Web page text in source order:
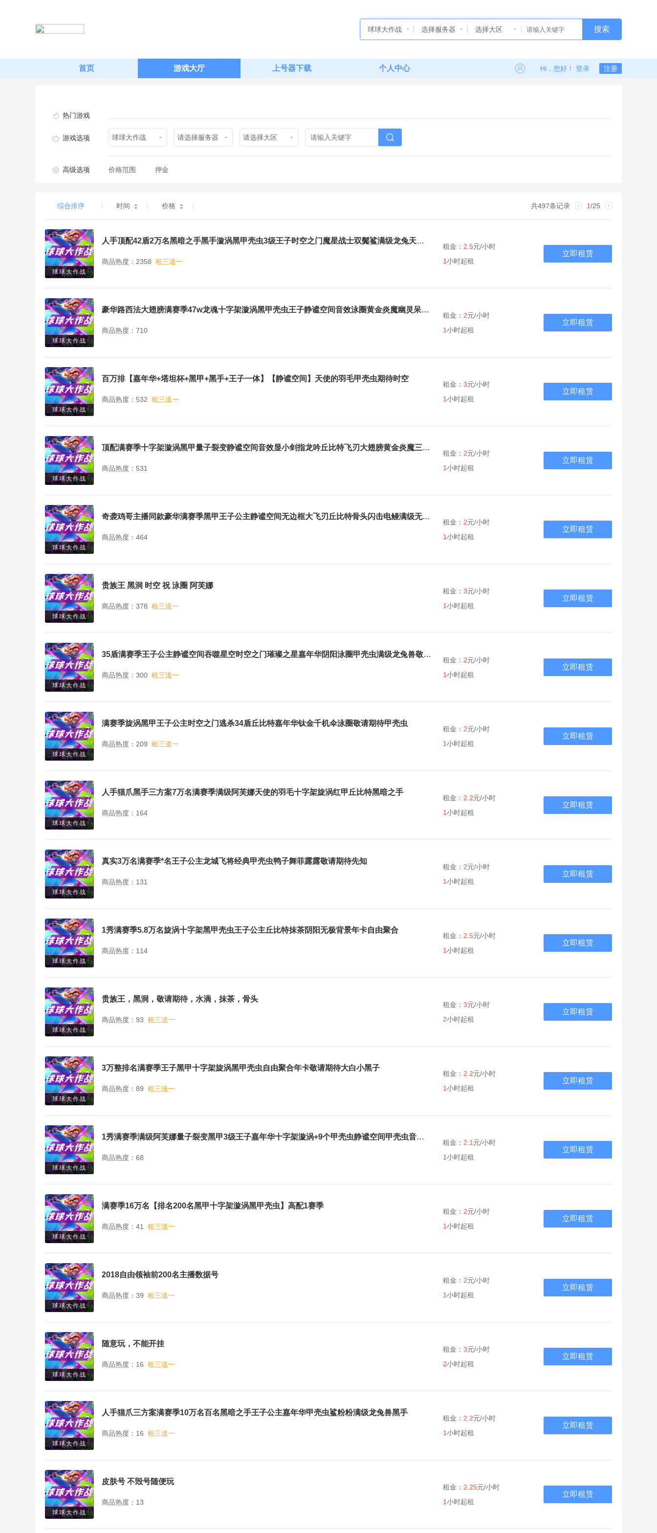
球球大作战 选择服务器 选择大区 搜索
首页 游戏大厅 上号器下载 个人中心 Hi，您好！ 登录 注册
热门游戏
游戏选项 球球大作战 请选择服务器 请选择大区
高级选项 价格范围 押金
综合排序 时间 价格 共497条记录 1/25
球球大作战
人手顶配42盾2万名黑暗之手黑手漩涡黑甲壳虫3级王子时空之门魔星战士双鬓鲨满级龙兔天使璀璨满赛季
商品热度：2358 租三送一
租金： 2.5元/小时
1小时起租
立即租赁
球球大作战
豪华路西法大翅膀满赛季47w龙魂十字架漩涡黑甲壳虫王子静谧空间音效泳圈黄金炎魔幽灵呆呆夜魔
商品热度：710
租金： 2元/小时
1小时起租
立即租赁
球球大作战
️百万排【嘉年华+塔坦杯+黑甲+黑手+王子一体】【静谧空间】天使的羽毛甲壳虫期待时空
商品热度：532 租三送一
租金： 3元/小时
1小时起租
立即租赁
球球大作战
顶配满赛季十字架漩涡黑甲量子裂变静谧空间音效显小剑指龙吟丘比特飞刃大翅膀黄金炎魔三年年卡背景
商品热度：531
租金： 2元/小时
1小时起租
立即租赁
球球大作战
奇袭鸡哥主播同款豪华满赛季黑甲王子公主静谧空间无边框大飞刃丘比特骨头闪击电鳗满级无双千刃
商品热度：464
租金： 2元/小时
1小时起租
立即租赁
球球大作战
贵族王 黑洞 时空 祝 泳圈 阿芙娜
商品热度：378 租三送一
租金： 3元/小时
1小时起租
立即租赁
球球大作战
35盾满赛季王子公主静谧空间吞噬星空时空之门璀璨之星嘉年华阴阳泳圈甲壳虫满级龙兔兽敬请期待
商品热度：300 租三送一
租金： 2元/小时
1小时起租
立即租赁
球球大作战
满赛季旋涡黑甲王子公主时空之门逃杀34盾丘比特嘉年华钛金千机伞泳圈敬请期待甲壳虫
商品热度：209 租三送一
租金： 2元/小时
1小时起租
立即租赁
球球大作战
人手猫爪黑手三方案7万名满赛季满级阿芙娜天使的羽毛十字架旋涡红甲丘比特黑暗之手
商品热度：164
租金： 2.2元/小时
1小时起租
立即租赁
球球大作战
真实3万名满赛季*名王子公主龙城飞将经典甲壳虫鸭子舞菲露露敬请期待先知
商品热度：131
租金： 2元/小时
1小时起租
立即租赁
球球大作战
1秀满赛季5.8万名旋涡十字架黑甲壳虫王子公主丘比特抹茶阴阳无极背景年卡自由聚合
商品热度：114
租金： 2.5元/小时
1小时起租
立即租赁
球球大作战
贵族王，黑洞，敬请期待，水滴，抹茶，骨头
商品热度：93 租三送一
租金： 3元/小时
2小时起租
立即租赁
球球大作战
3万整排名满赛季王子黑甲十字架旋涡黑甲壳虫自由聚合年卡敬请期待大白小黑子
商品热度：89 租三送一
租金： 2.2元/小时
1小时起租
立即租赁
球球大作战
1秀满赛季满级阿芙娜量子裂变黑甲3级王子嘉年华十字架漩涡+9个甲壳虫静谧空间甲壳虫音效年卡
商品热度：68
租金： 2.1 元/小时
1小时起租
立即租赁
球球大作战
满赛季16万名【排名200名黑甲十字架漩涡黑甲壳虫】高配1赛季
商品热度：41 租三送一
租金： 2元/小时
1小时起租
立即租赁
球球大作战
2018自由领袖前200名主播数据号
商品热度：39 租三送一
租金： 2元/小时
1小时起租
立即租赁
球球大作战
随意玩，不能开挂
商品热度：16 租三送一
租金： 3元/小时
2小时起租
立即租赁
球球大作战
人手猫爪三方案满赛季10万名百名黑暗之手王子公主嘉年华甲壳虫鲨粉粉满级龙兔兽黑手
商品热度：16 租三送一
租金： 2.2元/小时
1小时起租
立即租赁
球球大作战
皮肤号 不毁号随便玩
商品热度：13
租金： 2.25元/小时
1小时起租
立即租赁